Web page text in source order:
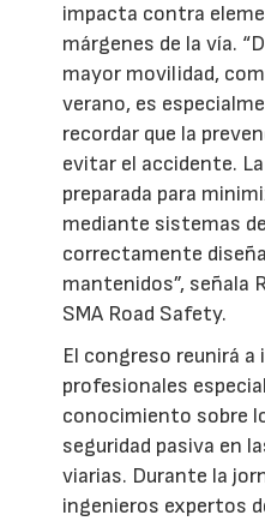
impacta contra
márgenes de la vía.
mayor movilidad,
verano, es
recordar que la
evitar el accidente.
preparada para
mediante sistemas
correctamente
mantenidos”, señala
SMA Road Safety.
El congreso reunirá a
profesionales
conocimiento sobre
seguridad pasiva en
viarias. Durante la
ingenieros expertos